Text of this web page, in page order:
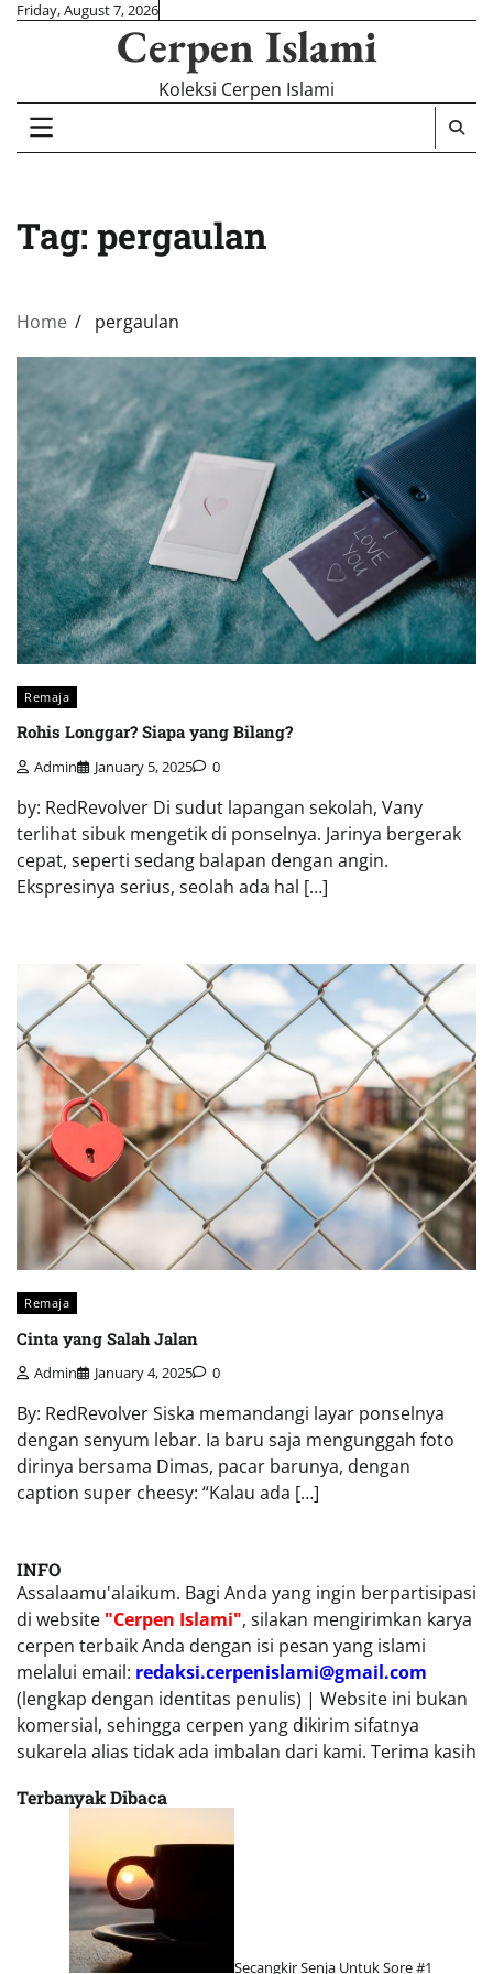
SkipFriday, August 7, 2026
Cerpen Islami
Koleksi Cerpen Islami
Tag: pergaulan
Home pergaulan
Remaja
Rohis Longgar? Siapa yang Bilang?
Admin January 5, 2025 0
by: RedRevolver Di sudut lapangan sekolah, Vany
terlihat sibuk mengetik di ponselnya. Jarinya bergerak
cepat, seperti sedang balapan dengan angin.
Ekspresinya serius, seolah ada hal […]
Remaja
Cinta yang Salah Jalan
Admin January 4, 2025 0
By: RedRevolver Siska memandangi layar ponselnya
dengan senyum lebar. Ia baru saja mengunggah foto
dirinya bersama Dimas, pacar barunya, dengan
caption super cheesy: “Kalau ada […]
INFO
Assalaamu'alaikum. Bagi Anda yang ingin berpartisipasi
di website "Cerpen Islami", silakan mengirimkan karya
cerpen terbaik Anda dengan isi pesan yang islami
melalui email: redaksi.cerpenislami@gmail.com
(lengkap dengan identitas penulis) | Website ini bukan
komersial, sehingga cerpen yang dikirim sifatnya
sukarela alias tidak ada imbalan dari kami. Terima kasih
Terbanyak Dibaca
Secangkir Senja Untuk Sore #1